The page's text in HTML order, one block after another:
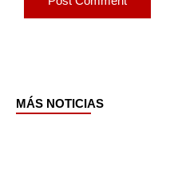
MÁS NOTICIAS